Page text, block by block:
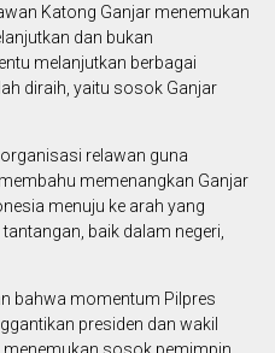
Katong Ganjar menemukan
dan bukan
melanjutkan berbagai
diraih, yaitu sosok Ganjar
relawan guna
memenangkan Ganjar
menuju ke arah yang
baik dalam negeri,
bahwa momentum Pilpres
presiden dan wakil